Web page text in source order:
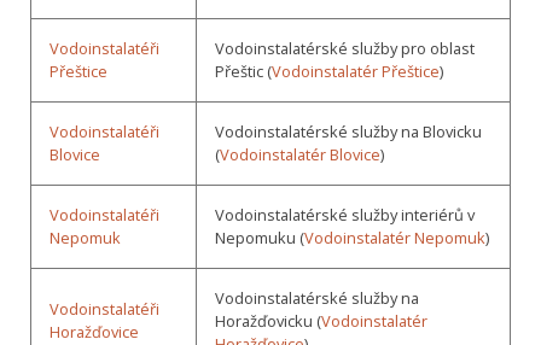
Vodoinstalatéři
Přeštice
Vodoinstalatérské služby pro oblast
Přeštic (Vodoinstalatér Přeštice)
Vodoinstalatéři
Blovice
Vodoinstalatérské služby na Blovicku
(Vodoinstalatér Blovice)
Vodoinstalatéři
Nepomuk
Vodoinstalatérské služby interiérů v
Nepomuku (Vodoinstalatér Nepomuk)
Vodoinstalatéři
Horažďovice
Vodoinstalatérské služby na
Horažďovicku (Vodoinstalatér